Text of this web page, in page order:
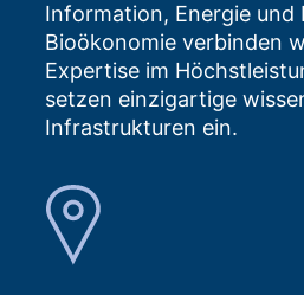
Information, Energie und
Bioökonomie verbinden
Expertise im
setzen einzigartige
Infrastrukturen ein.